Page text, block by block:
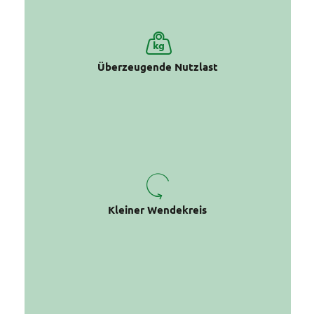
Überzeugende Nutzlast
bis zu 250 kg maximale Zuladung**
Kleiner Wendekreis
unter 3 m mit einem Hinterrad auf der
Stelle